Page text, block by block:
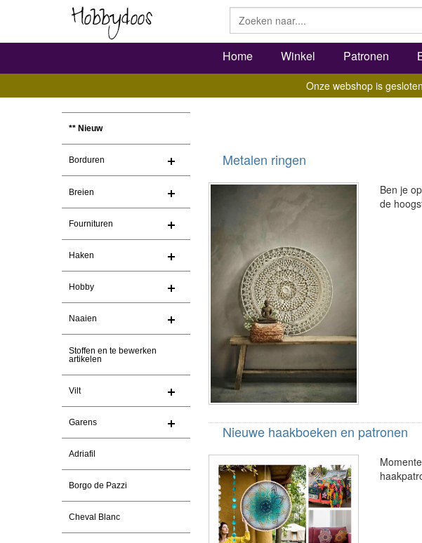
Home Winkel Patronen
Onze webshop is
** Nieuw
Borduren
Breien
Fournituren
Haken
Hobby
Naaien
Stoffen en te bewerken
artikelen
Vilt
Garens
Adriafil
Borgo de Pazzi
Cheval Blanc
Metalen ringen
Ben je
de
Nieuwe haakboeken en patronen